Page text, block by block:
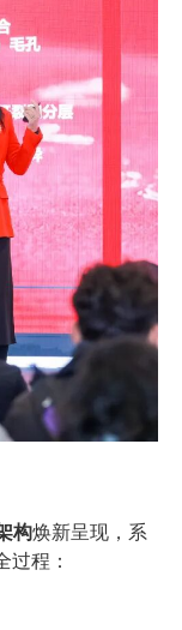
构焕新呈现，系
程：